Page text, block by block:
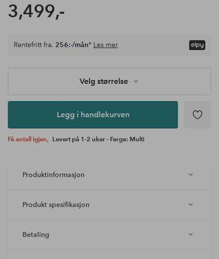
3,499,-
størrelse
Legg i
Rentefritt fra. 256:-/mån* Les mer
Velg størrelse
Legg i handlekurven
Få antall igjen, Levert på 1-2 uker - Farge: Multi
Produktinformasjon
Produkt spesifikasjon
Betaling